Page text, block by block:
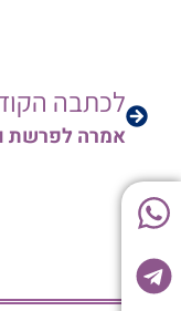
לכתבה
אמרה לפרשת